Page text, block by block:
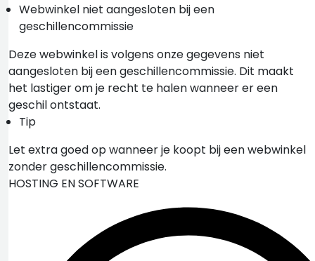
Webwinkel niet aangesloten bij een
geschillencommissie
Deze webwinkel is volgens onze gegevens niet
aangesloten bij een geschillencommissie. Dit maakt
het lastiger om je recht te halen wanneer er een
geschil ontstaat.
Tip
Let extra goed op wanneer je koopt bij een webwinkel
zonder geschillencommissie.
HOSTING EN SOFTWARE